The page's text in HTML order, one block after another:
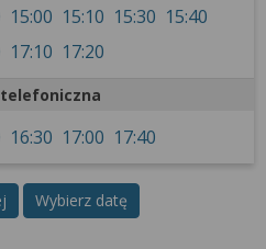
15:00 15:10 15:30 15:40
17:10 17:20
16:30 17:00 17:40
Wybierz datę